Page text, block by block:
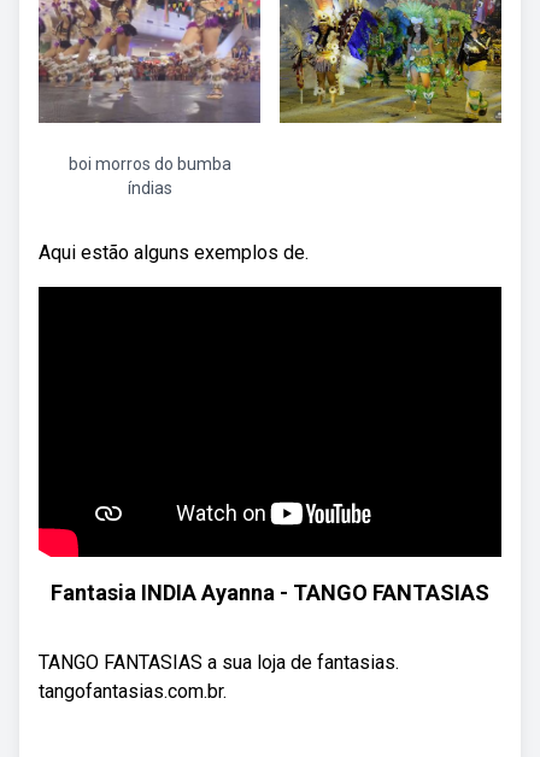
boi morros do bumba
índias
Aqui estão alguns exemplos de.
Fantasia INDIA Ayanna - TANGO FANTASIAS
TANGO FANTASIAS a sua loja de fantasias.
tangofantasias.com.br.